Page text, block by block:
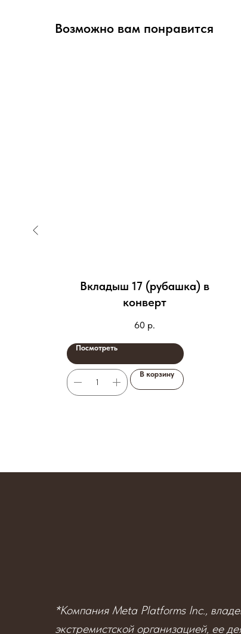
Возможно вам понравится
Вкладыш 17 (рубашка) в
конверт
60 р.
Посмотреть
В корзину
*Компания Meta Platforms Inc.,
экстремистской организацией, ее